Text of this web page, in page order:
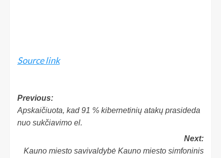
Source link
Previous:
Apskaičiuota, kad 91 % kibernetinių atakų prasideda
nuo sukčiavimo el.
Next:
Kauno miesto savivaldybė Kauno miesto simfoninis